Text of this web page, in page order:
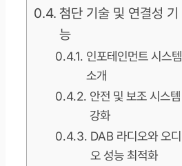
첨단 기술 및 연결성 기
능
인포테인먼트 시스템
소개
안전 및 보조 시스템
강화
DAB 라디오와 오디
오 성능 최적화